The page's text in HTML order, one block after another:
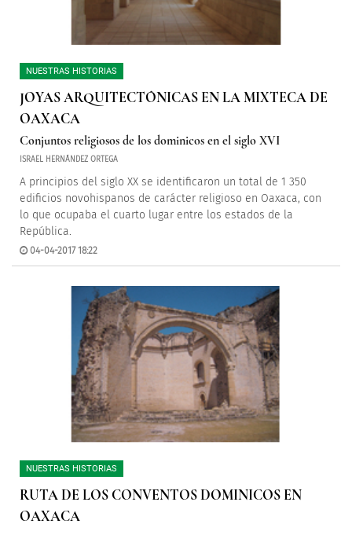
NUESTRAS HISTORIAS
JOYAS ARQUITECTÓNICAS EN LA MIXTECA DE
OAXACA
Conjuntos religiosos de los dominicos en el siglo XVI
ISRAEL HERNÁNDEZ ORTEGA
A principios del siglo XX se identificaron un total de 1 350
edificios novohispanos de carácter religioso en Oaxaca, con
lo que ocupaba el cuarto lugar entre los estados de la
República.
04-04-2017 18:22
NUESTRAS HISTORIAS
RUTA DE LOS CONVENTOS DOMINICOS EN
OAXACA